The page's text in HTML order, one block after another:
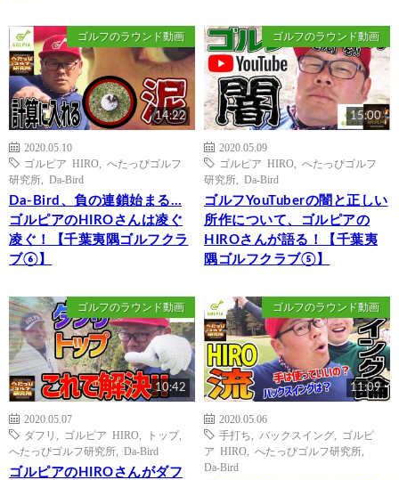
ゴルフのラウンド動画
14:22
2020.05.10
ゴルピア HIRO
へたっぴゴルフ
研究所
Da-Bird
Da-Bird、負の連鎖始まる…
ゴルピアのHIROさんは凌ぐ
凌ぐ！【千葉夷隅ゴルフクラ
ブ⑥】
ゴルフのラウンド動画
15:00
2020.05.09
ゴルピア HIRO
へたっぴゴルフ
研究所
Da-Bird
ゴルフYouTuberの闇と正しい
所作について、ゴルピアの
HIROさんが語る！【千葉夷
隅ゴルフクラブ⑤】
ゴルフのラウンド動画
10:42
2020.05.07
ダフリ
ゴルピア HIRO トップ,
へたっぴゴルフ研究所
Da-Bird
ゴルピアのHIROさんがダフ
ゴルフのラウンド動画
11:09
2020.05.06
手打ち
バックスイング
ゴルピ
ア HIRO
へたっぴゴルフ研究所
Da-Bird